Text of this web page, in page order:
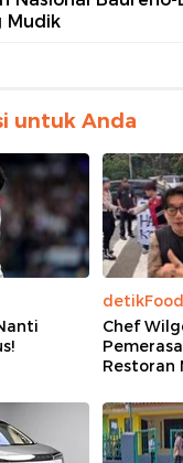
Mudik
untuk Anda
detikFood
Chef
Restoran